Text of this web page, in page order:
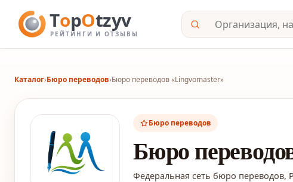
Каталог›Бюро переводов›Бюро переводов «Lingvomaster»
Бюро переводов
Бюро
Федеральная сеть бюро переводов,